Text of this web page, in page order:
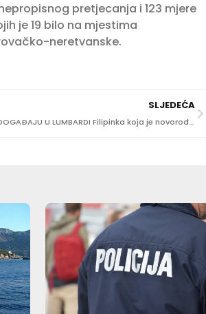
pretjecanja i 123 mjere
je 19 bilo na mjestima
neretvanske.
SLJEDEĆA
POLICIJA O DOGAĐAJU U LUMBARDI Filipinka koja je novorođenče ostavila u košari u istražnom zatvoru